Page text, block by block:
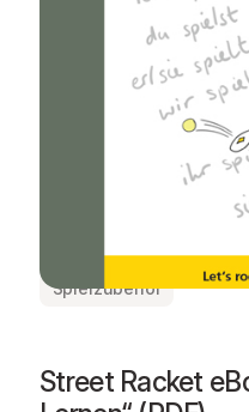
Spielzubehör
Street Racket